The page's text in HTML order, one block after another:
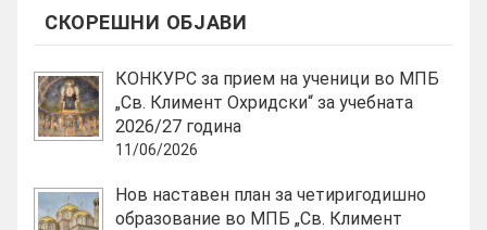
СКОРЕШНИ ОБЈАВИ
КОНКУРС за прием на ученици во МПБ
„Св. Климент Охридски“ за учебната
2026/27 година
11/06/2026
Нов наставен план за четиригодишно
образование во МПБ „Св. Климент